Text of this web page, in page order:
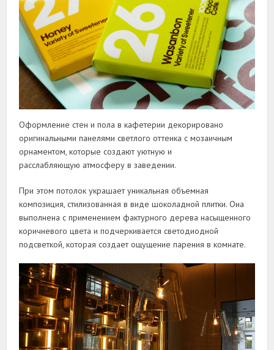
Оформление стен и пола в кафетерии декорировано
оригинальными панелями светлого оттенка с мозаичным
орнаментом, которые создают уютную и
расслабляющую атмосферу в заведении.
При этом потолок украшает уникальная объемная
композиция, стилизованная в виде шоколадной плитки. Она
выполнена с применением фактурного дерева насыщенного
коричневого цвета и подчеркивается светодиодной
подсветкой, которая создает ощущение парения в комнате.